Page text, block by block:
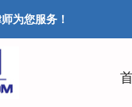
为您服务！